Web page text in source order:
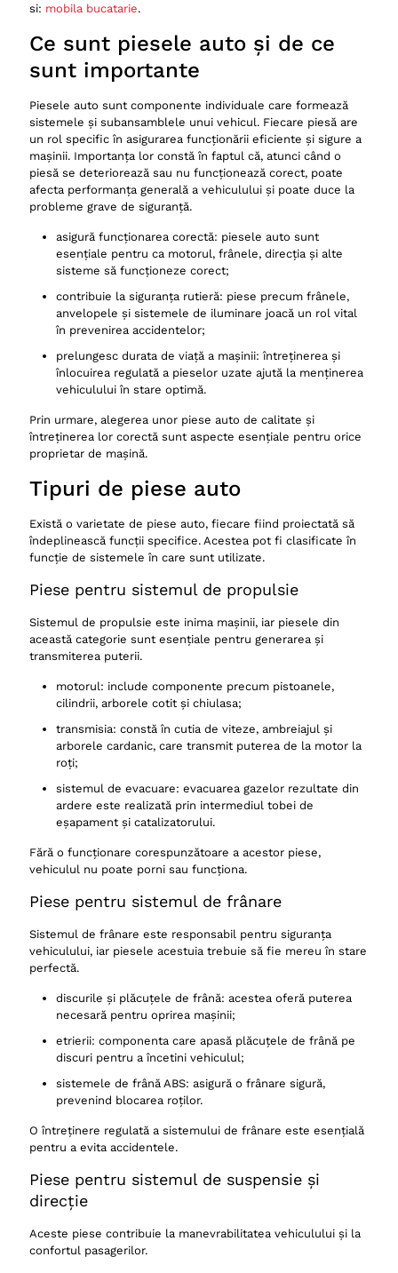
Piesele auto de la dezmembrări: Ghid complet pentru
achiziție și utilizare
Avantajele pieselor auto de la dezmembrări
Economie semnificativă
Disponibilitatea pieselor rare
Impact redus asupra mediului
Tipuri de piese auto disponibile la dezmembrări
Piese mecanice
Piese electrice
Elemente de caroserie
Accesorii interioare
Cum să alegi piesele auto de la dezmembrări
Inspectează piesele
Solicită informații despre proveniență
Unde poți găsi piese auto de la dezmembrări
Magazine online specializate
Aspecte legale și etice
Piese auto – Ghid complet!
si: mobila bucatarie.
Ce sunt piesele auto și de ce
sunt importante
Piesele auto sunt componente individuale care formează
sistemele și subansamblele unui vehicul. Fiecare piesă are
un rol specific în asigurarea funcționării eficiente și sigure a
mașinii. Importanța lor constă în faptul că, atunci când o
piesă se deteriorează sau nu funcționează corect, poate
afecta performanța generală a vehiculului și poate duce la
probleme grave de siguranță.
asigură funcționarea corectă: piesele auto sunt
esențiale pentru ca motorul, frânele, direcția și alte
sisteme să funcționeze corect;
contribuie la siguranța rutieră: piese precum frânele,
anvelopele și sistemele de iluminare joacă un rol vital
în prevenirea accidentelor;
prelungesc durata de viață a mașinii: întreținerea și
înlocuirea regulată a pieselor uzate ajută la menținerea
vehiculului în stare optimă.
Prin urmare, alegerea unor piese auto de calitate și
întreținerea lor corectă sunt aspecte esențiale pentru orice
proprietar de mașină.
Tipuri de piese auto
Există o varietate de piese auto, fiecare fiind proiectată să
îndeplinească funcții specifice. Acestea pot fi clasificate în
funcție de sistemele în care sunt utilizate.
Piese pentru sistemul de propulsie
Sistemul de propulsie este inima mașinii, iar piesele din
această categorie sunt esențiale pentru generarea și
transmiterea puterii.
motorul: include componente precum pistoanele,
cilindrii, arborele cotit și chiulasa;
transmisia: constă în cutia de viteze, ambreiajul și
arborele cardanic, care transmit puterea de la motor la
roți;
sistemul de evacuare: evacuarea gazelor rezultate din
ardere este realizată prin intermediul tobei de
eșapament și catalizatorului.
Fără o funcționare corespunzătoare a acestor piese,
vehiculul nu poate porni sau funcționa.
Piese pentru sistemul de frânare
Sistemul de frânare este responsabil pentru siguranța
vehiculului, iar piesele acestuia trebuie să fie mereu în stare
perfectă.
discurile și plăcuțele de frână: acestea oferă puterea
necesară pentru oprirea mașinii;
etrierii: componenta care apasă plăcuțele de frână pe
discuri pentru a încetini vehiculul;
sistemele de frână ABS: asigură o frânare sigură,
prevenind blocarea roților.
O întreținere regulată a sistemului de frânare este esențială
pentru a evita accidentele.
Piese pentru sistemul de suspensie și
direcție
Aceste piese contribuie la manevrabilitatea vehiculului și la
confortul pasagerilor.